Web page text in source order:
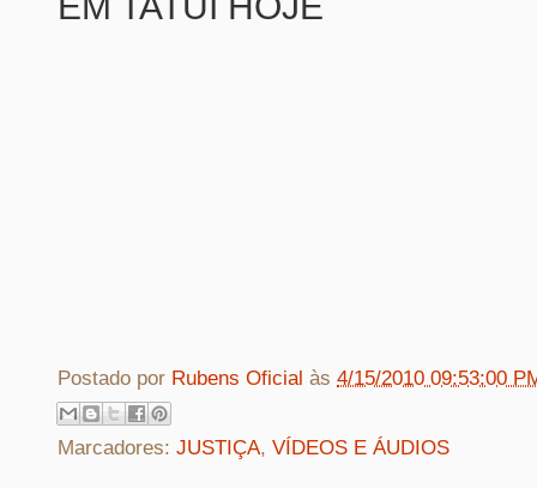
Postado por Rubens Oficial às 4/15/2010 09:53:00
Marcadores: JUSTIÇA, VÍDEOS E ÁUDIOS